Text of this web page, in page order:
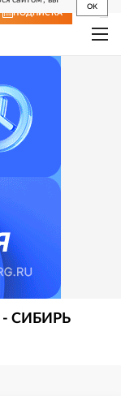
OK
ПОДПИСКА
- СИБИРЬ